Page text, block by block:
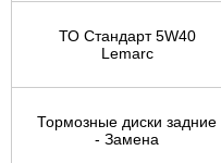
ТО Стандарт 5W40
Lemarc
Тормозные диски задние
- Замена